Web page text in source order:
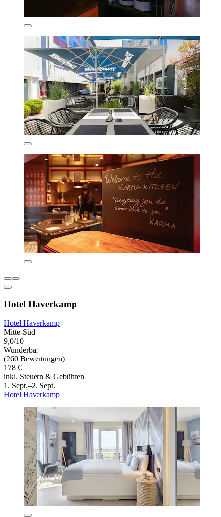
Hotel Haverkamp
Hotel Haverkamp
Mitte-Süd
9,0/10
Wunderbar
(260 Bewertungen)
178 €
inkl. Steuern & Gebühren
1. Sept.–2. Sept.
Hotel Haverkamp